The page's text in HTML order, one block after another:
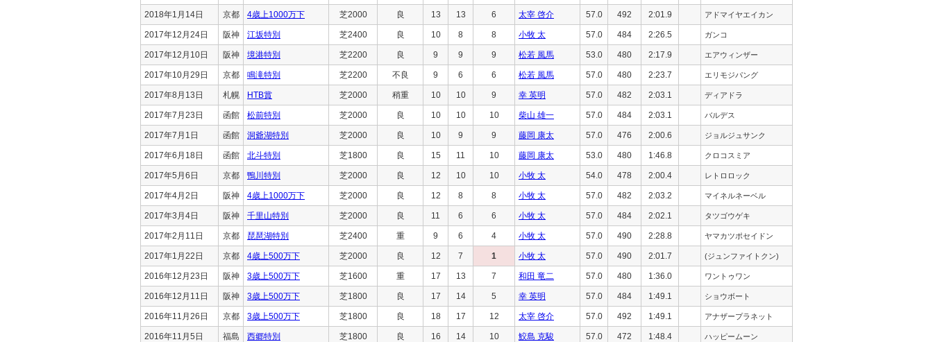
2018年1月14日 京都 4歳上1000万下 芝2000 良 13 13 6 太宰 啓介 57.0 492 2:01.9 アドマイヤエイカン
2017年12月24日 阪神 江坂特別 芝2400 良 10 8 8 小牧 太 57.0 484 2:26.5 ガンコ
2017年12月10日 阪神 境港特別 芝2200 良 9 9 9 松若 風馬 53.0 480 2:17.9 エアウィンザー
2017年10月29日 京都 鳴滝特別 芝2200 不良 9 6 6 松若 風馬 57.0 480 2:23.7 エリモジパング
2017年8月13日 札幌 HTB賞 芝2000 稍重 10 10 9 幸 英明 57.0 482 2:03.1 ディアドラ
2017年7月23日 函館 松前特別 芝2000 良 10 10 10 柴山 雄一 57.0 484 2:03.1 バルデス
2017年7月1日 函館 洞爺湖特別 芝2000 良 10 9 9 藤岡 康太 57.0 476 2:00.6 ジョルジュサンク
2017年6月18日 函館 北斗特別 芝1800 良 15 11 10 藤岡 康太 53.0 480 1:46.8 クロコスミア
2017年5月6日 京都 鴨川特別 芝2000 良 12 10 10 小牧 太 54.0 478 2:00.4 レトロロック
2017年4月2日 阪神 4歳上1000万下 芝2000 良 12 8 8 小牧 太 57.0 482 2:03.2 マイネルネーベル
2017年3月4日 阪神 千里山特別 芝2000 良 11 6 6 小牧 太 57.0 484 2:02.1 タツゴウゲキ
2017年2月11日 京都 琵琶湖特別 芝2400 重 9 6 4 小牧 太 57.0 490 2:28.8 ヤマカツポセイドン
2017年1月22日 京都 4歳上500万下 芝2000 良 12 7 1 小牧 太 57.0 490 2:01.7 (ジュンファイトクン)
2016年12月23日 阪神 3歳上500万下 芝1600 重 17 13 7 和田 竜二 57.0 480 1:36.0 ワントゥワン
2016年12月11日 阪神 3歳上500万下 芝1800 良 17 14 5 幸 英明 57.0 484 1:49.1 ショウボート
2016年11月26日 京都 3歳上500万下 芝1800 良 18 17 12 太宰 啓介 57.0 492 1:49.1 アナザープラネット
2016年11月5日 福島 西郷特別 芝1800 良 16 14 10 鮫島 克駿 57.0 472 1:48.4 ハッピームーン